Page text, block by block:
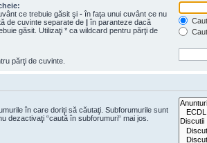
ce trebuie găsit şi - în faţa unui cuvânt ce nu
de cuvinte separate de | în paranteze dacă
găsit. Utilizaţi * ca wildcard pentru părţi de
părţi de cuvinte.
în care doriţi să căutaţi. Subforumurile sunt
dezactivaţi “caută în subforumuri“ mai jos.